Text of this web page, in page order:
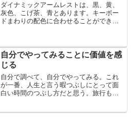
ダイナミックアームレストは、黒、黄、
灰色、こげ茶、青とあります。キーボー
ドまわりの配色に合わせることができま
自分でやってみることに価値を感
じる
自分で調べて、自分でやってみる。これ
が一番、人生と言う暇つぶしにとって面
白い時間のつぶし方だと思う。旅行も物